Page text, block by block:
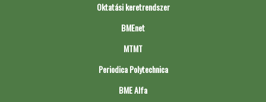
Oktatási keretrendszer
BMEnet
MTMT
Periodica Polytechnica
BME Alfa